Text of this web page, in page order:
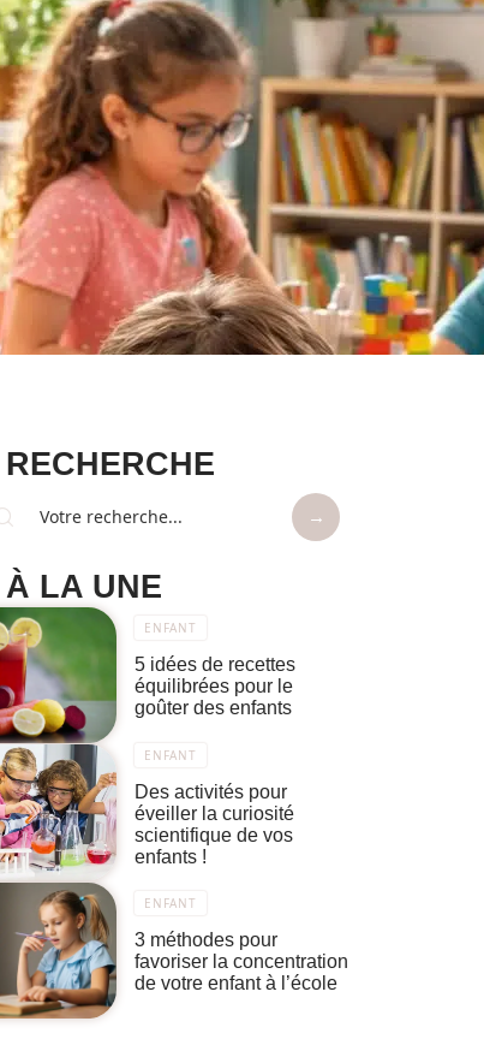
RECHERCHE
À LA UNE
ENFANT
5 idées de recettes
équilibrées pour le
goûter des enfants
ENFANT
Des activités pour
éveiller la curiosité
scientifique de vos
enfants !
ENFANT
3 méthodes pour
favoriser la concentration
de votre enfant à l’école